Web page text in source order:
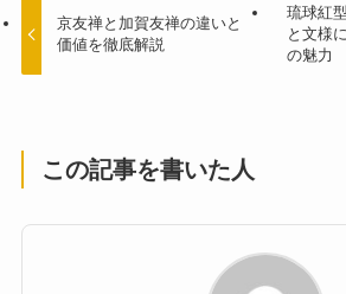
京友禅と加賀友禅の違いと
価値を徹底解説
琉球紅
と文様
の魅力
この記事を書いた人